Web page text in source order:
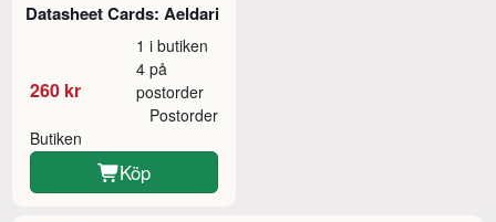
Datasheet Cards: Aeldari
260 kr
1 i butiken
4 på
postorder
Butiken
Postorder
Köp